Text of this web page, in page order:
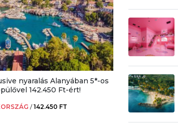
nyaralás Alanyában 5*-os
142.450 Ft-ért!
/142.450 FT